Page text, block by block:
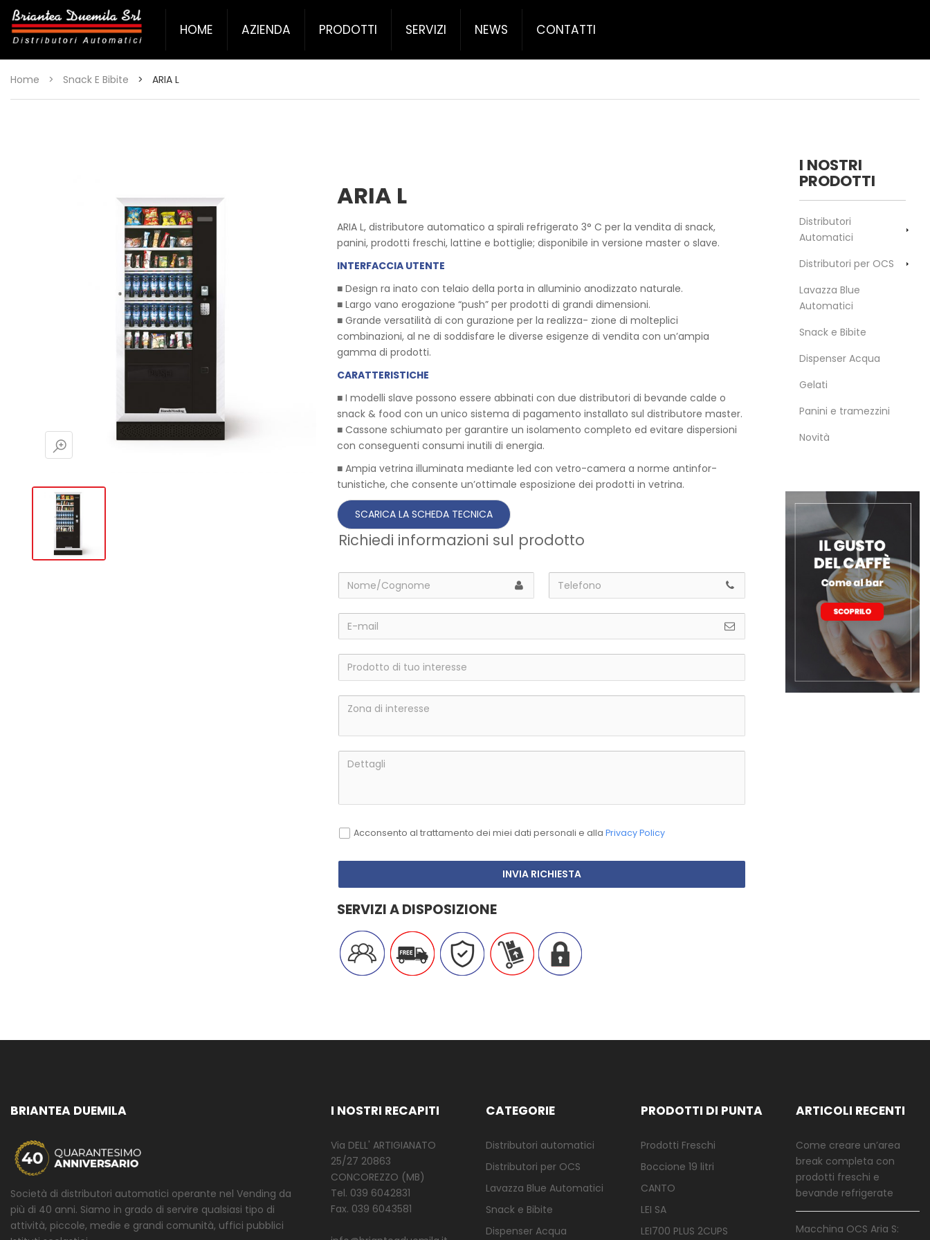
HOME AZIENDA PRODOTTI SERVIZI NEWS CONTATTI
Home > Snack E Bibite > ARIA L
ARIA L
ARIA L, distributore automatico a spirali refrigerato 3° C per la vendita di snack,
panini, prodotti freschi, lattine e bottiglie; disponibile in versione master o slave.
INTERFACCIA UTENTE
■ Design ra inato con telaio della porta in alluminio anodizzato naturale.
■ Largo vano erogazione “push” per prodotti di grandi dimensioni.
■ Grande versatilità di con gurazione per la realizza- zione di molteplici
combinazioni, al ne di soddisfare le diverse esigenze di vendita con un’ampia
gamma di prodotti.
CARATTERISTICHE
■ I modelli slave possono essere abbinati con due distributori di bevande calde o
snack & food con un unico sistema di pagamento installato sul distributore master.
■ Cassone schiumato per garantire un isolamento completo ed evitare dispersioni
con conseguenti consumi inutili di energia.
■ Ampia vetrina illuminata mediante led con vetro-camera a norme antinfor-
tunistiche, che consente un’ottimale esposizione dei prodotti in vetrina.
Richiedi informazioni sul prodotto
Acconsento al trattamento dei miei dati personali e alla Privacy Policy
INVIA RICHIESTA
SERVIZI A DISPOSIZIONE
I NOSTRI
PRODOTTI
Distributori
Automatici
Distributori per OCS
Lavazza Blue
Automatici
Snack e Bibite
Dispenser Acqua
Gelati
Panini e tramezzini
Novità
BRIANTEA DUEMILA
Società di distributori automatici operante nel Vending da
più di 40 anni. Siamo in grado di servire qualsiasi tipo di
attività, piccole, medie e grandi comunità, uffici pubblici
I NOSTRI RECAPITI
Via DELL' ARTIGIANATO
25/27 20863
CONCOREZZO (MB)
Tel. 039 6042831
Fax. 039 6043581
CATEGORIE
Distributori automatici
Distributori per OCS
Lavazza Blue Automatici
Snack e Bibite
Dispenser Acqua
PRODOTTI DI PUNTA
Prodotti Freschi
Boccione 19 litri
CANTO
LEI SA
LEI700 PLUS 2CUPS
ARTICOLI RECENTI
Come creare un’area
break completa con
prodotti freschi e
bevande refrigerate
Macchina OCS Aria S: